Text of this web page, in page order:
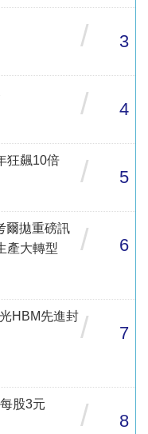
/ 3
/ 4
狂飆10倍
/ 5
爾拋重磅訊
產大轉型
/ 6
HBM先進封/ 7
股3元
/ 8